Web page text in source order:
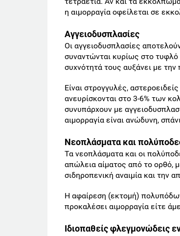
η αιμορραγία οφείλεται σε
Αγγειοδυσπλασίες
Οι αγγειοδυσπλασίες
συναντώνται κυρίως στο τυφλό
συχνότητά τους αυξάνει με την
Είναι στρογγυλές,
ανευρίσκονται στο 3-6% των
συνυπάρχουν με
αιμορραγία είναι ανώδυνη,
Νεοπλάσματα και
Τα νεοπλάσματα και οι
απώλεια αίματος από το ορθό,
σιδηροπενική αναιμία και την
Η αφαίρεση (εκτομή)
προκαλέσει αιμορραγία είτε
Ιδιοπαθείς φλεγμονώδεις